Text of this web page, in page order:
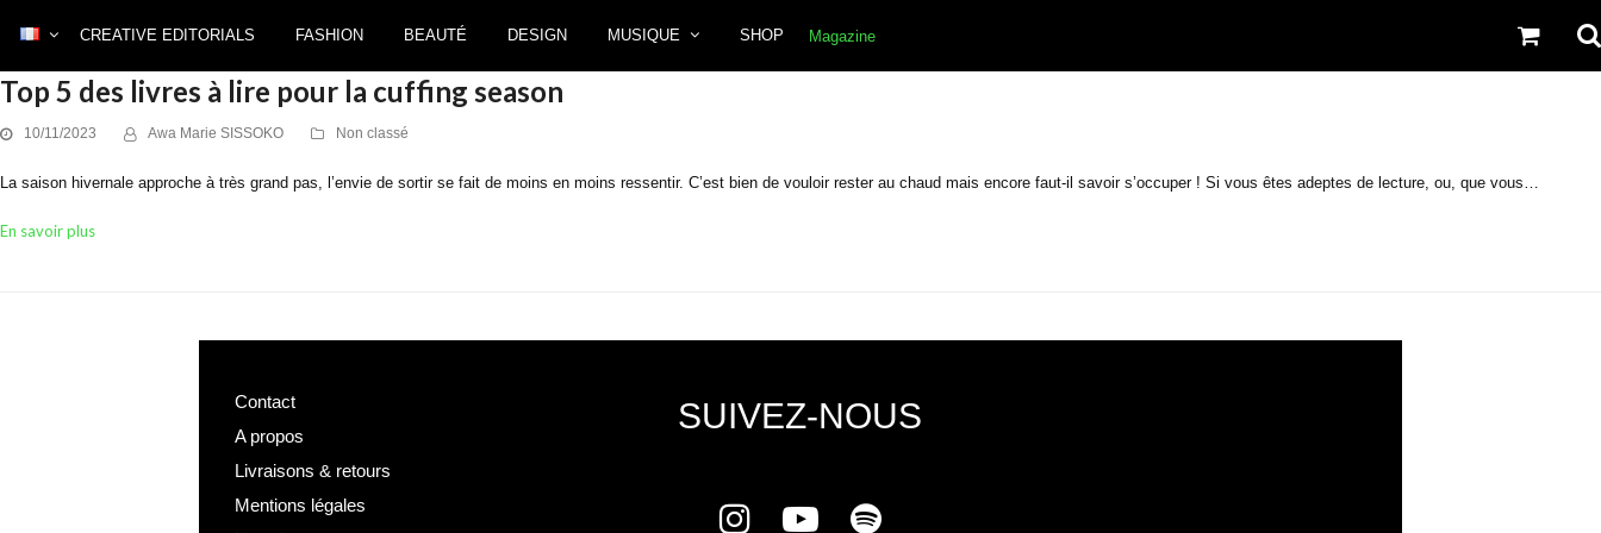
CREATIVE EDITORIALS FASHION BEAUTÉ DESIGN MUSIQUE SHOP
Top 5 des livres à lire pour la cuffing season
10/11/2023 Awa Marie SISSOKO Non classé
La saison hivernale approche à très grand pas, l’envie de sortir se fait de moins en moins ressentir. C’est bien de vouloir rester au chaud mais encore faut-il savoir s’occuper ! Si vous êtes adeptes de lecture, ou, que vous…
En savoir plus
Contact
A propos
Livraisons & retours
Mentions légales
SUIVEZ-NOUS